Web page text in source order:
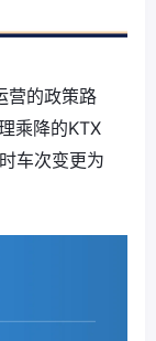
营的政策路
乘降的KTX
车次变更为